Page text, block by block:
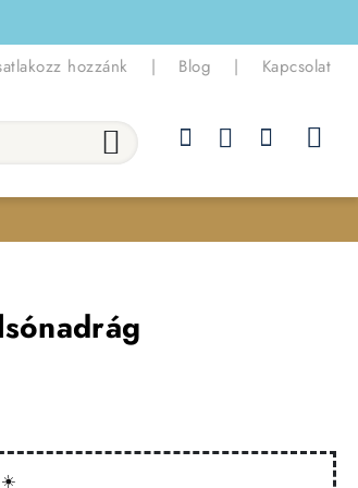
hozzánk | Blog | Kapcsolat
☀️